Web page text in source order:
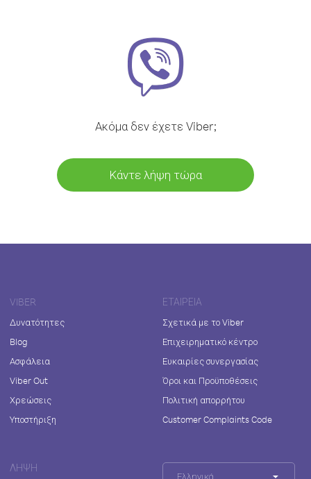
Ακόμα δεν έχετε Viber;
Κάντε λήψη τώρα
VIBER
Δυνατότητες
Blog
Ασφάλεια
Viber Out
Χρεώσεις
Υποστήριξη
ΕΤΑΙΡΕΊΑ
Σχετικά με το Viber
Επιχειρηματικό κέντρο
Ευκαιρίες συνεργασίας
Όροι και Προϋποθέσεις
Πολιτική απορρήτου
Customer Complaints Code
ΛΉΨΗ
Ελληνικά